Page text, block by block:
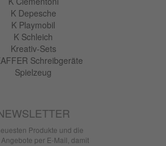
K Depesche
K Playmobil
K Schleich
Kreativ-Sets
Schreibgeräte
Spielzeug
Produkte und die
per E-Mail, damit